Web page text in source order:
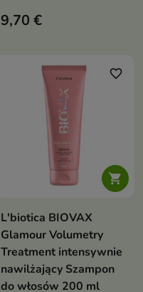
pomaga redukować objawy
łupieżu suchego i tłustego,
9,70 €

favorite_border
L'biotica BIOVAX
Glamour Volumetry
Treatment intensywnie
nawilżający Szampon
do włosów 200 ml